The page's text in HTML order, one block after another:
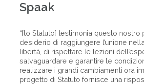
Spaak
“[lo Statuto] testimonia questo nostro
desiderio di raggiungere l’unione
libertà, di rispettare le lezioni
salvaguardare e garantire le
realizzare i grandi cambiamenti ora
progetto di Statuto fornisce una